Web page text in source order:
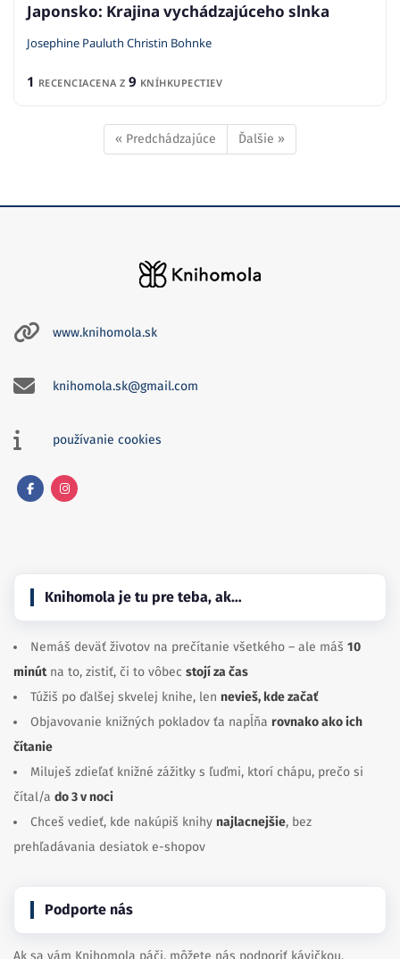
Japonsko: Krajina vychádzajúceho slnka
Josephine Pauluth Christin Bohnke
1 RECENCIACENA Z 9 KNÍHKUPECTIEV
« Predchádzajúce Ďalšie »
www.knihomola.sk
knihomola.sk@gmail.com
používanie cookies
Knihomola je tu pre teba, ak…
Nemáš deväť životov na prečítanie všetkého – ale máš 10
minútna to, zistiť, či to vôbec stojí za čas
Túžiš po ďalšej skvelej knihe, len nevieš, kde začať
Objavovanie knižných pokladov ťa napĺňa rovnako ako ich
čítanie
Miluješ zdieľať knižné zážitky s ľuďmi, ktorí chápu, prečo si
čítal/a do 3 v noci
Chceš vedieť, kde nakúpiš knihy najlacnejšie, bez
prehľadávania desiatok e-shopov
Podporte nás
Ak sa vám Knihomola páči, môžete nás podporiť kávičkou.